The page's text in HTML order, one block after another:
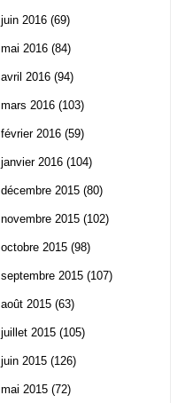
juin 2016 (69)
mai 2016 (84)
avril 2016 (94)
mars 2016 (103)
février 2016 (59)
janvier 2016 (104)
décembre 2015 (80)
novembre 2015 (102)
octobre 2015 (98)
septembre 2015 (107)
août 2015 (63)
juillet 2015 (105)
juin 2015 (126)
mai 2015 (72)